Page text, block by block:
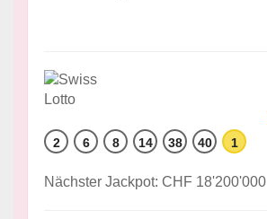
2 6 8 14 38 40 1
Nächster Jackpot: CHF 18'200'000